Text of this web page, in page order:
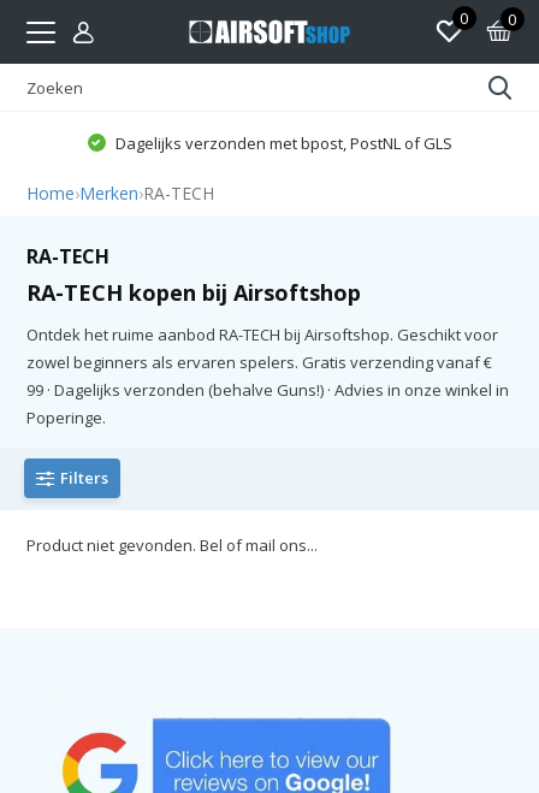
0 0
Dagelijks verzonden met bpost, PostNL of GLS
Home›Merken›RA-TECH
RA-TECH
RA-TECH kopen bij Airsoftshop
Ontdek het ruime aanbod RA-TECH bij Airsoftshop. Geschikt voor
zowel beginners als ervaren spelers. Gratis verzending vanaf €
99 · Dagelijks verzonden (behalve Guns!) · Advies in onze winkel in
Poperinge.
Filters
Product niet gevonden. Bel of mail ons...